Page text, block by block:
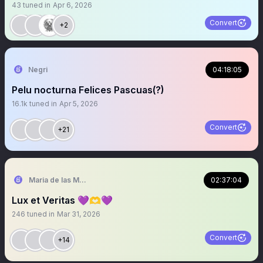
43 tuned in Apr 6, 2026
+2 Convert
Negri 04:18:05
Pelu nocturna Felices Pascuas(?)
16.1k tuned in Apr 5, 2026
+21 Convert
Maria de las Mercedes 02:37:04
Lux et Veritas 💜🫶💜
246 tuned in Mar 31, 2026
+14 Convert